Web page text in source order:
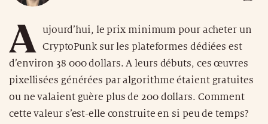
A
ujourd’hui, le prix minimum pour acheter un
CryptoPunk sur les plateformes dédiées est
d’environ 38 000 dollars. A leurs débuts, ces œuvres
pixellisées générées par algorithme étaient gratuites
ou ne valaient guère plus de 200 dollars. Comment
cette valeur s’est-elle construite en si peu de temps?